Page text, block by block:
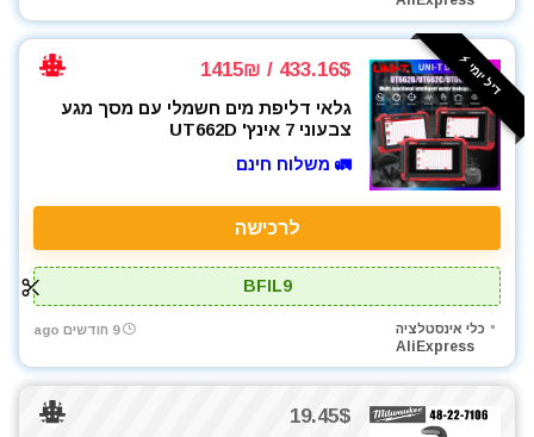
כלי אינסטלציה
כלי גינון
כלי מדידה
כלים ידניים
כלים לחשמלאים
כרסומים לטרימר / ראוטר
להבים ומתכלים
מאוורר טכני
מברגות מקדחות ומברגונים
מברגים
מברגת אימפקט
מברגת פוטר קלאץ'
דיל יומי ⚡️ 433.16$ / 1415₪
גלאי דליפת מים חשמלי עם מסך מגע
צבעוני 7 אינץ' UT662D
🚛 משלוח חינם
לרכישה
BFIL9
כלי אינסטלציה
AliExpress
9 חודשים ago
19.45$